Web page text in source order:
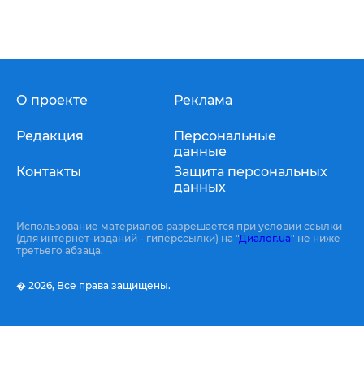
О проекте
Редакция
Контакты
Реклама
Персональные
данные
Защита персональных
данных
Использование материалов разрешается при условии ссылки
(для интернет-изданий - гиперссылки) на "Диалог.ua" не ниже
третьего абзаца.
� 2026, Все права защищены.